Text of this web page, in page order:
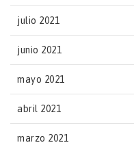
julio 2021
junio 2021
mayo 2021
abril 2021
marzo 2021